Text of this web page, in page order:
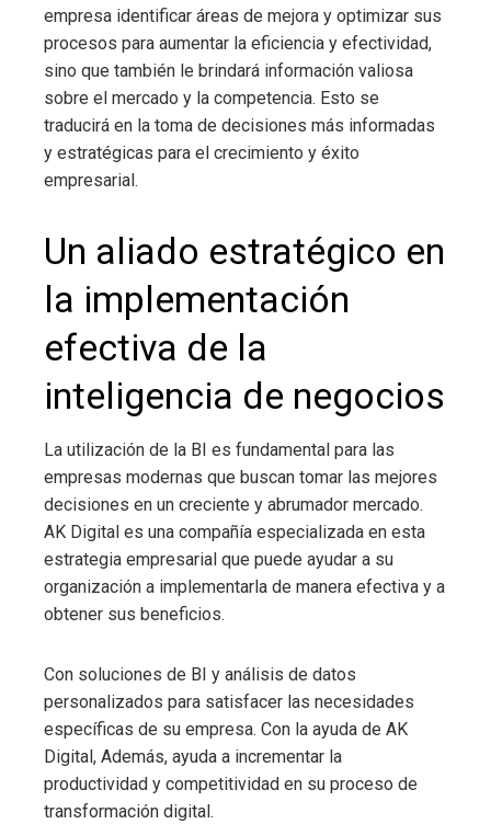
empresa identificar áreas de mejora y optimizar sus
procesos para aumentar la eficiencia y efectividad,
sino que también le brindará información valiosa
sobre el mercado y la competencia. Esto se
traducirá en la toma de decisiones más informadas
y estratégicas para el crecimiento y éxito
empresarial.
Un aliado estratégico en
la implementación
efectiva de la
inteligencia de negocios
La utilización de la BI es fundamental para las
empresas modernas que buscan tomar las mejores
decisiones en un creciente y abrumador mercado.
AK Digital es una compañía especializada en esta
estrategia empresarial que puede ayudar a su
organización a implementarla de manera efectiva y a
obtener sus beneficios.
Con soluciones de BI y análisis de datos
personalizados para satisfacer las necesidades
específicas de su empresa. Con la ayuda de AK
Digital, Además, ayuda a incrementar la
productividad y competitividad en su proceso de
transformación digital.